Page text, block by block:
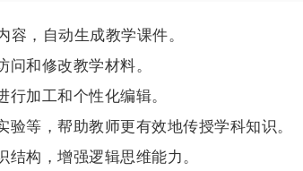
容，自动生成教学课件。
和修改教学材料。
加工和个性化编辑。
等，帮助教师更有效地传授学科知识。
构，增强逻辑思维能力。